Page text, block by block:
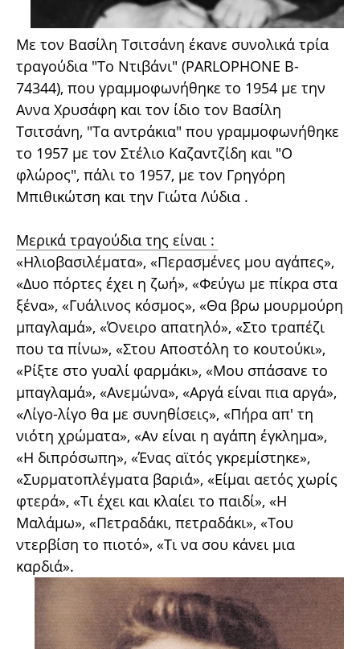
Με τον Βασίλη Τσιτσάνη έκανε συνολικά τρία
τραγούδια "Το Ντιβάνι" (PARLOPHONE B-
74344), που γραμμοφωνήθηκε το 1954 με την
Αννα Χρυσάφη και τον ίδιο τον Βασίλη
Τσιτσάνη, "Τα αντράκια" που γραμμοφωνήθηκε
το 1957 με τον Στέλιο Καζαντζίδη και "Ο
φλώρος", πάλι το 1957, με τον Γρηγόρη
Μπιθικώτση και την Γιώτα Λύδια .
Μερικά τραγούδια της είναι :
«Ηλιοβασιλέματα», «Περασμένες μου αγάπες»,
«Δυο πόρτες έχει η ζωή», «Φεύγω με πίκρα στα
ξένα», «Γυάλινος κόσμος», «Θα βρω μουρμούρη
μπαγλαμά», «Όνειρο απατηλό», «Στο τραπέζι
που τα πίνω», «Στου Αποστόλη το κουτούκι»,
«Ρίξτε στο γυαλί φαρμάκι», «Μου σπάσανε το
μπαγλαμά», «Ανεμώνα», «Αργά είναι πια αργά»,
«Λίγο-λίγο θα με συνηθίσεις», «Πήρα απ' τη
νιότη χρώματα», «Αν είναι η αγάπη έγκλημα»,
«Η διπρόσωπη», «Ένας αϊτός γκρεμίστηκε»,
«Συρματοπλέγματα βαριά», «Είμαι αετός χωρίς
φτερά», «Τι έχει και κλαίει το παιδί», «Η
Μαλάμω», «Πετραδάκι, πετραδάκι», «Του
ντερβίση το πιοτό», «Τι να σου κάνει μια
καρδιά».